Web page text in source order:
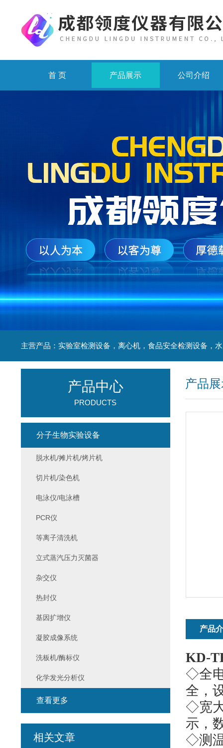
首 页 产品展示 公司介绍
产品
产品
KD-
◇全
全，
◇宽
示，
◇测
产品中心
PRODUCTS
分子生物实验设备
脱水机/摊片机/烤片机
切片机/染色机
电泳仪/电泳槽
PCR仪
等离子清洗机
立式蒸汽压力灭菌器
杂交仪
热封仪
基因扩增仪
凝胶成像系统
洗板机/酶标仪
化学发光分析仪
查看更多
相关文章